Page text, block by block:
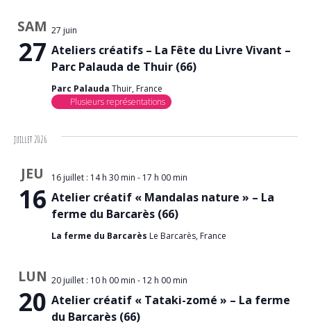
SAM
27 Ateliers créatifs – La Fête du Livre Vivant –
Parc Palauda de Thuir (66)
27 juin
Parc Palauda Thuir, France
Plusieurs représentations
juillet 2026
JEU
16 Atelier créatif « Mandalas nature » – La
ferme du Barcarès (66)
16 juillet : 14 h 30 min - 17 h 00 min
La ferme du Barcarès Le Barcarès, France
LUN
20 Atelier créatif « Tataki-zomé » – La ferme
du Barcarès (66)
20 juillet : 10 h 00 min - 12 h 00 min